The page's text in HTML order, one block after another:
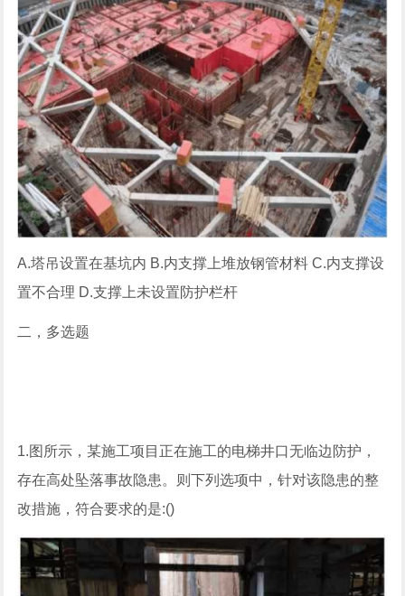
A.塔吊设置在基坑内 B.内支撑上堆放钢管材料 C.内支撑设
置不合理 D.支撑上未设置防护栏杆
二，多选题
1.图所示，某施工项目正在施工的电梯井口无临边防护，
存在高处坠落事故隐患。则下列选项中，针对该隐患的整
改措施，符合要求的是:()